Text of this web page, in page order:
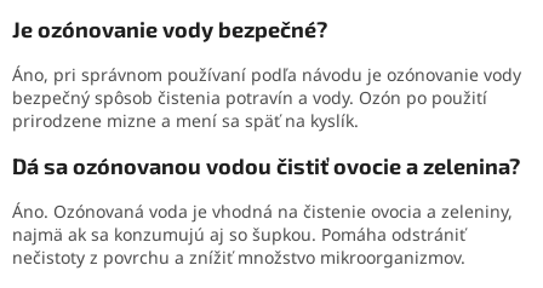
Je ozónovanie vody bezpečné?
Áno, pri správnom používaní podľa návodu je ozónovanie vody
bezpečný spôsob čistenia potravín a vody. Ozón po použití
prirodzene mizne a mení sa späť na kyslík.
Dá sa ozónovanou vodou čistiť ovocie a zelenina?
Áno. Ozónovaná voda je vhodná na čistenie ovocia a zeleniny,
najmä ak sa konzumujú aj so šupkou. Pomáha odstrániť
nečistoty z povrchu a znížiť množstvo mikroorganizmov.